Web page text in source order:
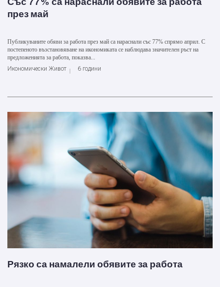
през май
Публикуваните обяви за работа през май са нараснали със 77% спрямо април. С
постепеното възстановяване на икономиката се наблюдава значителен ръст на
предложенията за работа, показва...
Икономически Живот
6 години
Рязко са намалели обявите за работа